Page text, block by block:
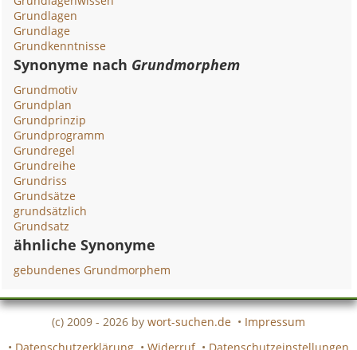
Grundlagen
Grundlage
Grundkenntnisse
Synonyme nach Grundmorphem
Grundmotiv
Grundplan
Grundprinzip
Grundprogramm
Grundregel
Grundreihe
Grundriss
Grundsätze
grundsätzlich
Grundsatz
ähnliche Synonyme
gebundenes Grundmorphem
(c) 2009 - 2026 by wort-suchen.de • Impressum
• Datenschutzerklärung • Widerruf • Datenschutzeinstellungen